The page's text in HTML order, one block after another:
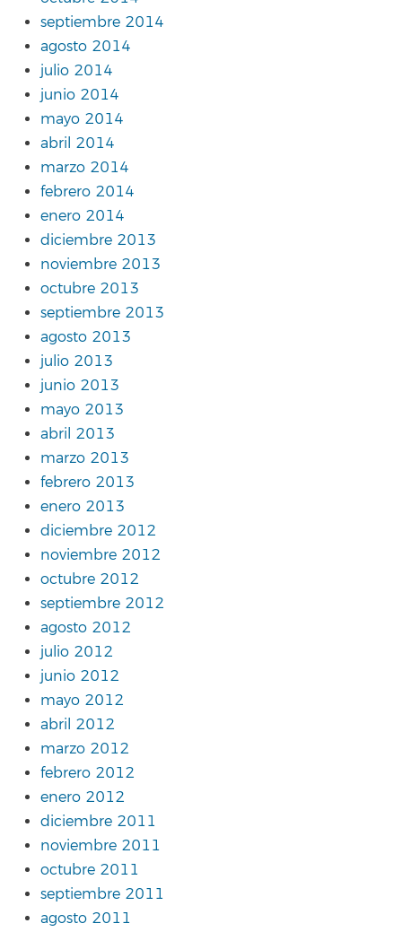
septiembre 2014
agosto 2014
julio 2014
junio 2014
mayo 2014
abril 2014
marzo 2014
febrero 2014
enero 2014
diciembre 2013
noviembre 2013
octubre 2013
septiembre 2013
agosto 2013
julio 2013
junio 2013
mayo 2013
abril 2013
marzo 2013
febrero 2013
enero 2013
diciembre 2012
noviembre 2012
octubre 2012
septiembre 2012
agosto 2012
julio 2012
junio 2012
mayo 2012
abril 2012
marzo 2012
febrero 2012
enero 2012
diciembre 2011
noviembre 2011
octubre 2011
septiembre 2011
agosto 2011